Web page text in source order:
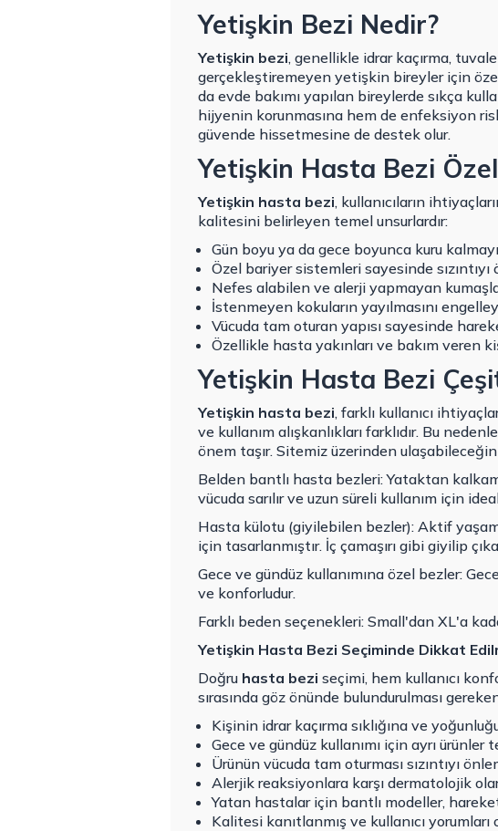
Yetişkin Bezi Nedir?
Yetişkin bezi, genellikle idrar kaçırma,
gerçekleştiremeyen yetişkin bireyler için
da evde bakımı yapılan bireylerde sıkça
hijyenin korunmasına hem de enfeksiyon
güvende hissetmesine de destek olur.
Yetişkin Hasta Bezi
Yetişkin hasta bezi, kullanıcıların
kalitesini belirleyen temel unsurlardır:
Gün boyu ya da gece boyunca kuru
Özel bariyer sistemleri sayesinde
Nefes alabilen ve alerji yapmayan
İstenmeyen kokuların yayılmasını
Vücuda tam oturan yapısı sayesinde
Özellikle hasta yakınları ve bakım veren
Yetişkin Hasta Bezi
Yetişkin hasta bezi, farklı kullanıcı
ve kullanım alışkanlıkları farklıdır. Bu
önem taşır. Sitemiz üzerinden
Belden bantlı hasta bezleri: Yataktan
vücuda sarılır ve uzun süreli kullanım için
Hasta külotu (giyilebilen bezler): Aktif
için tasarlanmıştır. İç çamaşırı gibi giyilip
Gece ve gündüz kullanımına özel bezler:
ve konforludur.
Farklı beden seçenekleri: Small'dan XL'a
Yetişkin Hasta Bezi Seçiminde Dikkat
Doğru hasta bezi seçimi, hem kullanıcı
sırasında göz önünde bulundurulması
Kişinin idrar kaçırma sıklığına ve
Gece ve gündüz kullanımı için ayrı ürünler
Ürünün vücuda tam oturması sızıntıyı
Alerjik reaksiyonlara karşı dermatolojik
Yatan hastalar için bantlı modeller,
Kalitesi kanıtlanmış ve kullanıcı